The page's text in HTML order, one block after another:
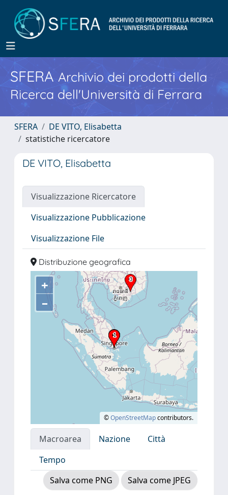
SFERA Archivio dei prodotti della
Ricerca dell'Università di Ferrara
SFERA
DE VITO, Elisabetta
statistiche ricercatore
DE VITO, Elisabetta
Visualizzazione Ricercatore
Visualizzazione Pubblicazione
Visualizzazione File
Distribuzione geografica
+
–
©OpenStreetMapcontributors.
Macroarea Nazione
Città
Tempo
Salva come PNG
Salva come JPEG